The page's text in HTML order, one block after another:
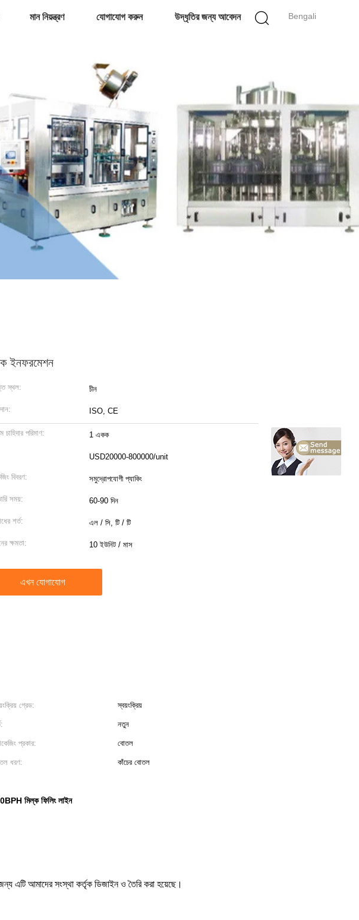
Bengali
মান নিয়ন্ত্রণ যোগাযোগ করুন উদ্ধৃতির জন্য আবেদন
ইনফরমেশন
স্থল: চীন
ISO, CE
চাহিদার পরিমাণ: 1 একক
USD20000-800000/unit
বিবরণ: সমুদ্রোপযোগী প্যাকিং
সময়: 60-90 দিন
শর্ত: এল / সি, টি / টি
ক্ষমতা: 10 ইউনিট / মাস
এখন যোগাযোগ
গ্রেড: স্বয়ংক্রিয়
নতুন
প্রকার: বোতল
ধরণ: কাঁচের বোতল
মিল্ক ফিলিং লাইন
এটি আমাদের সংস্থা কর্তৃক ডিজাইন ও তৈরি করা হয়েছে।